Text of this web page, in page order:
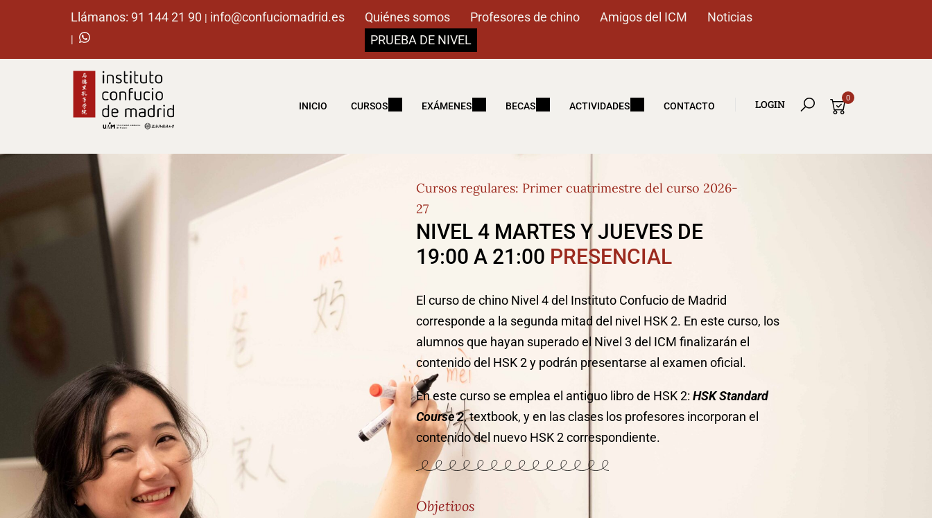
Llámanos: 91 144 21 90 | info@confuciomadrid.es
|
Quiénes somos Profesores de chino Amigos del ICM
Noticias
PRUEBA DE NIVEL
INICIO CURSOS EXÁMENES BECAS ACTIVIDADES CONTACTO LOGIN 0
Cursos regulares: Primer cuatrimestre del curso 2026-
27
NIVEL 4 MARTES Y JUEVES DE
19:00 A 21:00 PRESENCIAL
El curso de chino Nivel 4 del Instituto Confucio de Madrid
corresponde a la segunda mitad del nivel HSK 2. En este curso, los
alumnos que hayan superado el Nivel 3 del ICM finalizarán el
contenido del HSK 2 y podrán presentarse al examen oficial.
En este curso se emplea el antiguo libro de HSK 2: HSK Standard
Course 2, textbook, y en las clases los profesores incorporan el
contenido del nuevo HSK 2 correspondiente.
Objetivos